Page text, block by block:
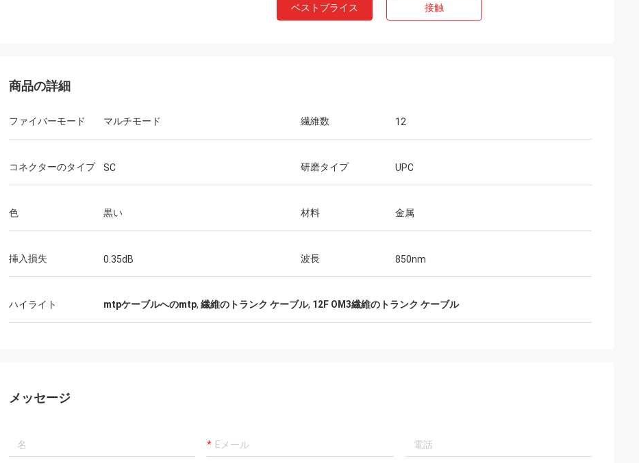
Tracyルーシー
私は偉大な人を働かせることこれらのアダ
の新しい繊維に合うことを私は必要とした
ジョンの印
Hangalaxyは1m、2m、3m、5m、7m、
QSFP28の活動的な光ケーブルを提供し、
ベストプライス 接触
商品の詳細
ファイバーモード マルチモード 繊維数 12
コネクターのタイプ SC 研磨タイプ UPC
色 黒い 材料 金属
挿入損失 0.35dB 波長 850nm
ハイライト mtpケーブルへのmtp, 繊維のトランク ケーブル, 12F OM3繊維のトランク ケーブル
メッセージ